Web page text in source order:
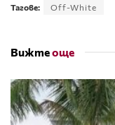
Тагове: Off-White
Вижтеоще